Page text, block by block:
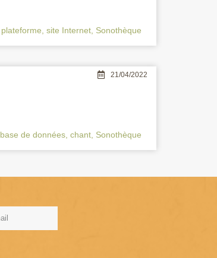
plateforme site Internet, Sonothèque
21/04/2022
base de données, chant, Sonothèque